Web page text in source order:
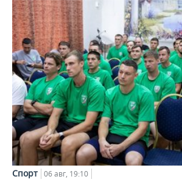
Спорт 06 авг, 19:10